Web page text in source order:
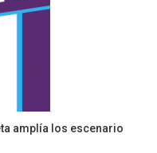
amplía los escenario